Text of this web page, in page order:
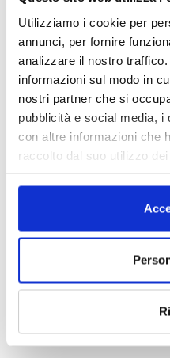
Utilizziamo i cookie per
annunci, per fornire
analizzare il nostro
informazioni sul modo in
nostri partner che si
pubblicità e social media, i
con altre informazioni che
raccolto dal suo utilizzo dei